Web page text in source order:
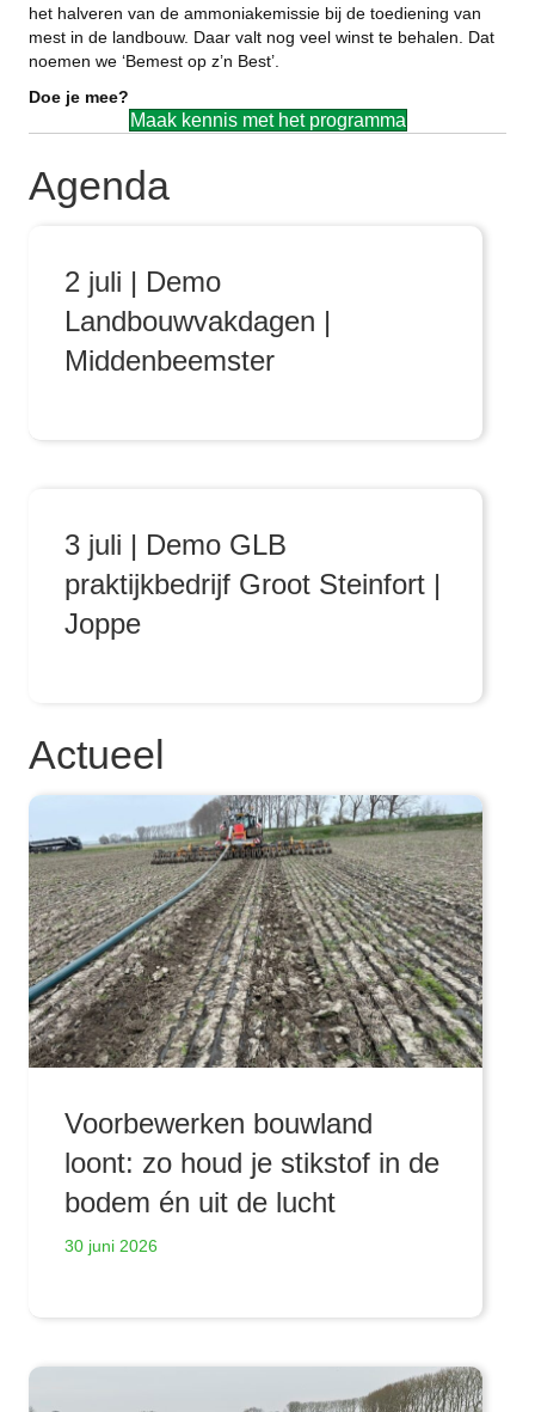
het halveren van de ammoniakemissie bij de toediening van
mest in de landbouw. Daar valt nog veel winst te behalen. Dat
noemen we ‘Bemest op z’n Best’.
Doe je mee?
Maak kennis met het programma
Agenda
2 juli | Demo
Landbouwvakdagen |
Middenbeemster
3 juli | Demo GLB
praktijkbedrijf Groot Steinfort |
Joppe
Actueel
Voorbewerken bouwland
loont: zo houd je stikstof in de
bodem én uit de lucht
30 juni 2026